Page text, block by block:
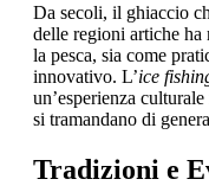
Da secoli, il ghiaccio
delle regioni artiche ha
la pesca, sia come
innovativo. L’ice
un’esperienza
si tramandano di
Tradizioni e